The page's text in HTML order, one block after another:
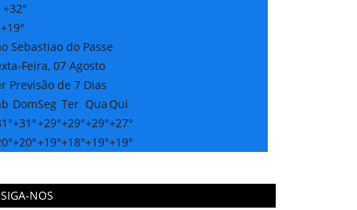
+32°
+19°
Sebastiao do Passe
Feira, 07 Agosto
Previsão de 7 Dias
DomSeg Ter Qua Qui
+31°+29°+29°+29°+27°
+20°+19°+18°+19°+19°
SIGA-NOS